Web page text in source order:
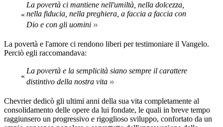
«
La povertà ci mantiene nell'umiltà, nella dolcezza,
nella fiducia, nella preghiera, a faccia a faccia con
Dio e con gli uomini »
La povertà e l'amore ci rendono liberi per testimoniare il Vangelo.
Perciò egli raccomandava:
«
La povertà e la semplicità siano sempre il carattere
distintivo della nostra vita »
Chevrier dedicò gli ultimi anni della sua vita completamente al
consolida­mento delle opere da lui fondate, le quali in breve tempo
raggiunsero un progressivo e rigoglioso sviluppo, confortato da un